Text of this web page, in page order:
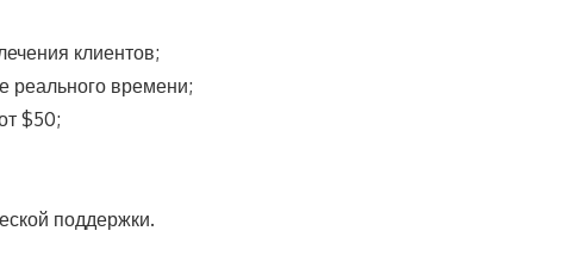
клиентов;
реального времени;
$50;
поддержки.